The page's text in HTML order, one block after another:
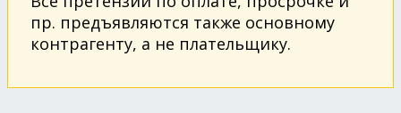
пр. предъявляются также основному
контрагенту, а не плательщику.